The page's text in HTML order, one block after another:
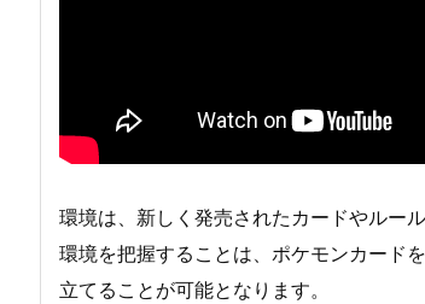
環境は、新しく発売されたカードやルー
環境を把握することは、ポケモンカード
立てることが可能となります。